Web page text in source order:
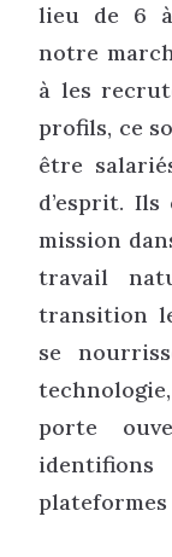
lieu de 6 à
notre
à les
profils, ce
être
d’esprit.
mission
travail
transition
se
porte
plateformes